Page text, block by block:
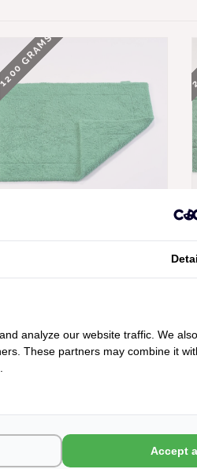
1200 GRAMS
analyze our website traffic. We
These partners may combine it
Accept